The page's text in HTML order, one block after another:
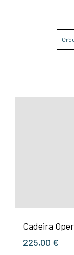
Cadeira
225,00 €